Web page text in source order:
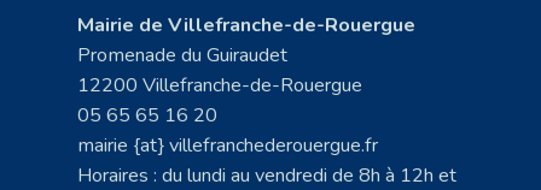
Mairie de Villefranche-de-Rouergue
Promenade du Guiraudet
12200 Villefranche-de-Rouergue
05 65 65 16 20
mairie {at} villefranchederouergue.fr
Horaires : du lundi au vendredi de 8h à 12h et